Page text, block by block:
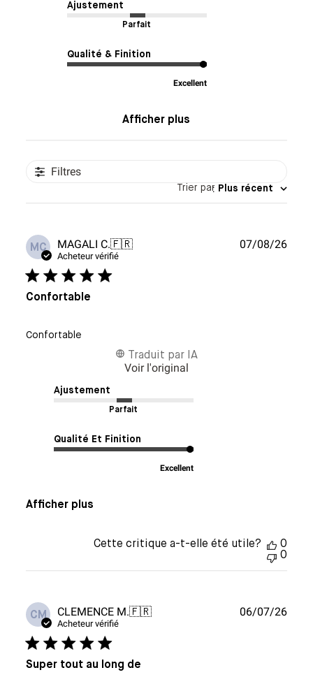
Ajustement
Parfait
Qualité & Finition
Excellent
Afficher plus
Filtres
Trier par: Plus récent
MC MAGALI C.🇫🇷
Acheteur vérifié
Confortable
Confortable
Ajustement
Parfait
Qualité Et Finition
Excellent
Afficher plus
Traduit par IA
Voir l'original
Date
07/08/26
Cette critique a-t-elle été utile?
0
0
CM CLEMENCE M.🇫🇷
Acheteur vérifié
Super tout au long de
Date
06/07/26